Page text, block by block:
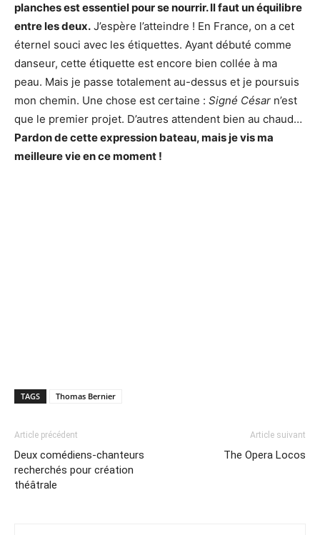
planches est essentiel pour se nourrir. Il faut un équilibre
entre les deux. J’espère l’atteindre ! En France, on a cet
éternel souci avec les étiquettes. Ayant débuté comme
danseur, cette étiquette est encore bien collée à ma
peau. Mais je passe totalement au-dessus et je poursuis
mon chemin. Une chose est certaine : Signé César n’est
que le premier projet. D’autres attendent bien au chaud…
Pardon de cette expression bateau, mais je vis ma
meilleure vie en ce moment !
TAGS Thomas Bernier
Article précédent
Deux comédiens-chanteurs
recherchés pour création
théâtrale
Article suivant
The Opera Locos